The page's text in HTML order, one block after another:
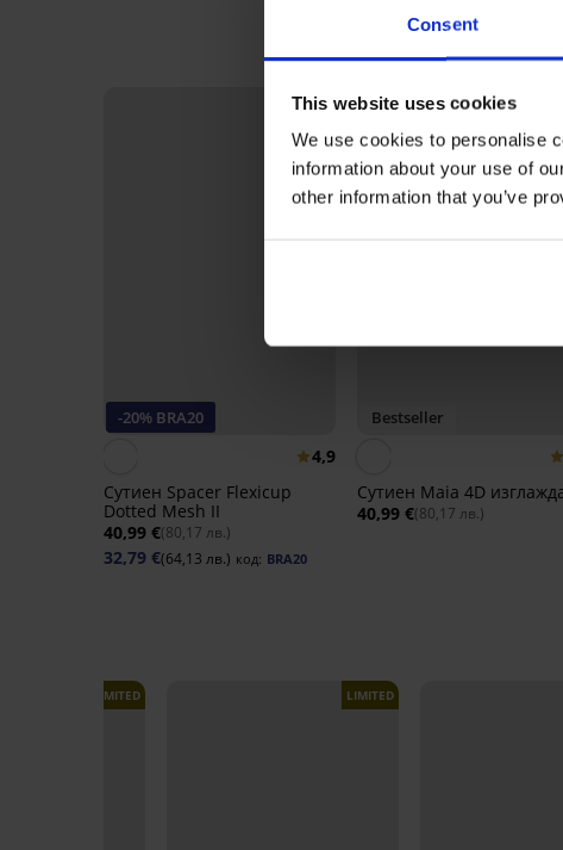
Consent
This website uses cookies
We use cookies to personalise
information about your use of
other information that you’ve
-20% BRA20
4,9
Сутиен Spacer Flexicup
Dotted Mesh II
40,99 €(80,17 лв.)
32,79 €(64,13 лв.) код: BRA20
Bestseller
Сутиен Maia 4D
40,99 €(80,17 лв.)
LIMITED LIMITED